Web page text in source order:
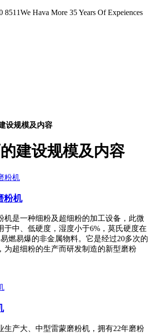
8511We Hava More 35 Years Of Expeiences
设规模及内容
建设规模及内容
粉机
机是一种细粉及超细粉的加工设备，此微
于中、低硬度，湿度小于6%，莫氏硬度在
燃易爆的非金属物料。它是经过20多次的
为超细粉的生产而研发制造的新型磨粉
生产大、中型雷蒙磨粉机，拥有22年磨粉